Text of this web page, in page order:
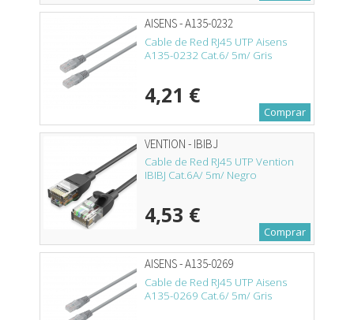
AISENS - A135-0232
Cable de Red RJ45 UTP Aisens
A135-0232 Cat.6/ 5m/ Gris
4,21 €
Comprar
VENTION - IBIBJ
Cable de Red RJ45 UTP Vention
IBIBJ Cat.6A/ 5m/ Negro
4,53 €
Comprar
AISENS - A135-0269
Cable de Red RJ45 UTP Aisens
A135-0269 Cat.6/ 5m/ Gris